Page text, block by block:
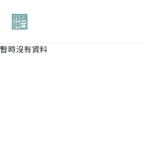
暫時沒有資料